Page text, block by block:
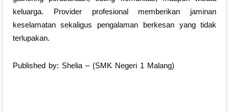
keluarga. Provider profesional memberikan jaminan
keselamatan sekaligus pengalaman berkesan yang tidak
terlupakan.
Published by: Shelia – (SMK Negeri 1 Malang)